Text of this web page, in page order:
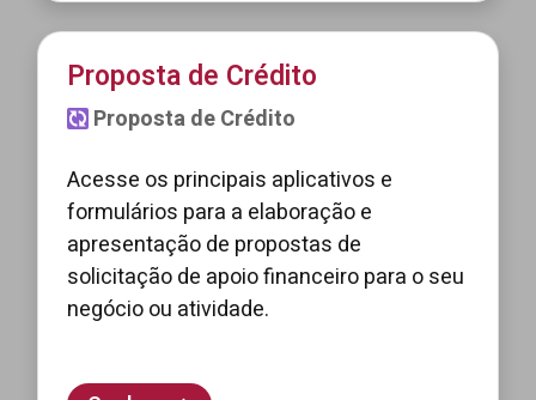
Proposta de Crédito
Proposta de Crédito
Acesse os principais aplicativos e
formulários para a elaboração e
apresentação de propostas de
solicitação de apoio financeiro para o seu
negócio ou atividade.